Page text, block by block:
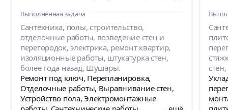
чудесную ванную комнату . За всё время
нашего ремонта у нас не было ни каких
проблем и простоев. Я думала что ремонт
это головная боль , но мне очень повезло
что я обратилась к Илье . Спасибо большое
Илье за профессионализм и конечно
Выполненная задача
Сантехника, полы, строительство,
отделочные работы, возведение стен и
перегородок, электрика, ремонт квартир,
изоляционные работы, штукатурка стен,
более года назад, Шушары.
Ремонт под ключ, Перепланировка,
Отделочные работы, Выравнивание стен,
Устройство пола, Электромонтажные
все